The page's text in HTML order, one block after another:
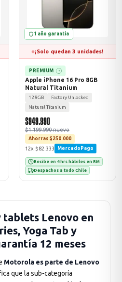
1 año garantía
¡Solo quedan 3 unidades!
PREMIUM ?
Apple iPhone 16 Pro 8GB
Natural Titanium
128GB
Factory Unlocked
Natural Titanium
$949.990
$1.199.990 nuevo
Ahorras $250.000
12x $82.333 MercadoPago
Recibe en 4 hrs hábiles en RM
Despachos a todo Chile
tablets Lenovo en
Yoga Tab y
12 meses
Motorola es parte de Lenovo
que la sub-categoría